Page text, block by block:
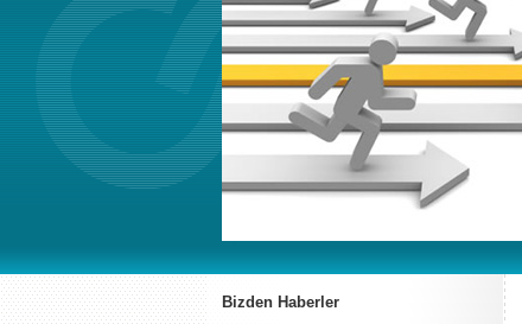
Bizden Haberler